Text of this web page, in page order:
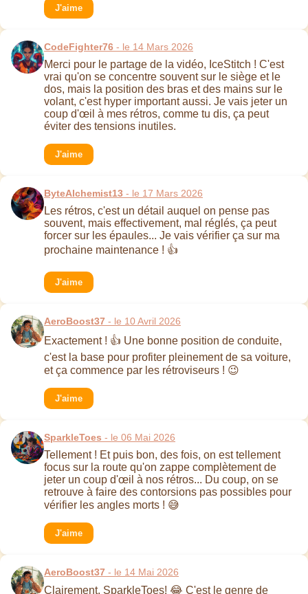
J'aime
CodeFighter76 - le 14 Mars 2026
Merci pour le partage de la vidéo, IceStitch ! C'est
vrai qu'on se concentre souvent sur le siège et le
dos, mais la position des bras et des mains sur le
volant, c'est hyper important aussi. Je vais jeter un
coup d'œil à mes rétros, comme tu dis, ça peut
éviter des tensions inutiles.
J'aime
ByteAlchemist13 - le 17 Mars 2026
Les rétros, c'est un détail auquel on pense pas
souvent, mais effectivement, mal réglés, ça peut
forcer sur les épaules... Je vais vérifier ça sur ma
prochaine maintenance ! 👍
J'aime
AeroBoost37 - le 10 Avril 2026
Exactement ! 👍 Une bonne position de conduite,
c'est la base pour profiter pleinement de sa voiture,
et ça commence par les rétroviseurs ! 😉
J'aime
SparkleToes - le 06 Mai 2026
Tellement ! Et puis bon, des fois, on est tellement
focus sur la route qu'on zappe complètement de
jeter un coup d'œil à nos rétros... Du coup, on se
retrouve à faire des contorsions pas possibles pour
vérifier les angles morts ! 😅
J'aime
AeroBoost37 - le 14 Mai 2026
Clairement, SparkleToes! 😂 C'est le genre de